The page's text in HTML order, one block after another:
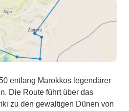
entlang Marokkos legendärer
Die Route führt über das
zu den gewaltigen Dünen von